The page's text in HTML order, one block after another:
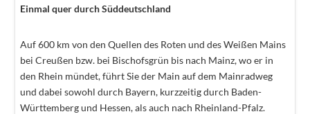
Einmal quer durch Süddeutschland
Auf 600 km von den Quellen des Roten und des Weißen Mains
bei Creußen bzw. bei Bischofsgrün bis nach Mainz, wo er in
den Rhein mündet, führt Sie der Main auf dem Mainradweg
und dabei sowohl durch Bayern, kurzzeitig durch Baden-
Württemberg und Hessen, als auch nach Rheinland-Pfalz.